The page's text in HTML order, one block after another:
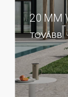
20 MM
TOVÁBB